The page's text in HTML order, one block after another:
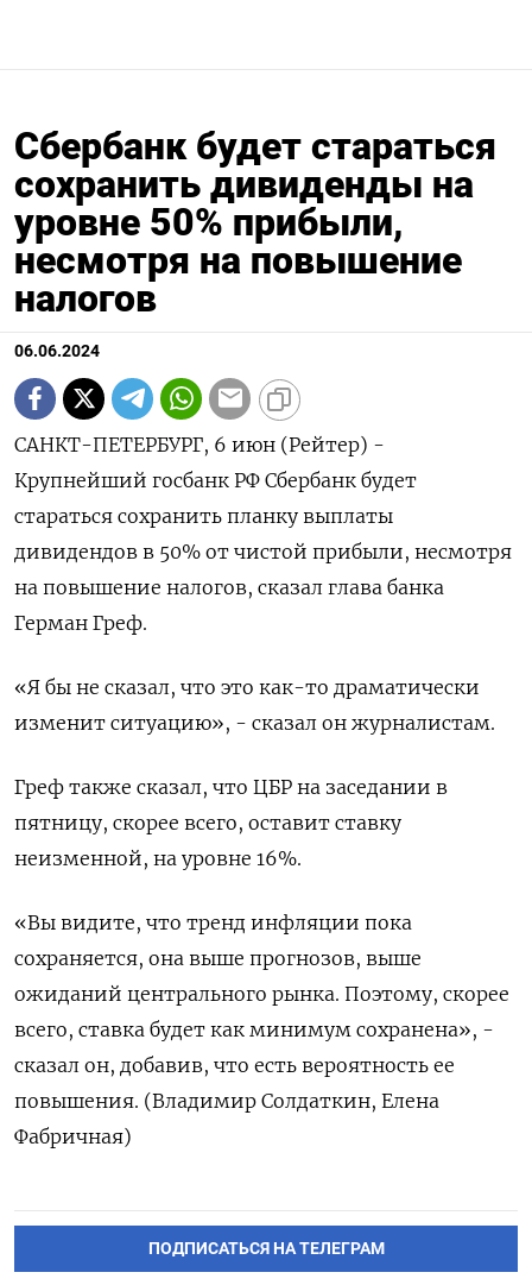
Сбербанк будет стараться
сохранить дивиденды на
уровне 50% прибыли,
несмотря на повышение
налогов
06.06.2024
САНКТ-ПЕТЕРБУРГ, 6 июн (Рейтер) -
Крупнейший госбанк РФ Сбербанк будет
стараться сохранить планку выплаты
дивидендов в 50% от чистой прибыли, несмотря
на повышение налогов, сказал глава банка
Герман Греф.
«Я бы не сказал, что это как-то драматически
изменит ситуацию», - сказал он журналистам.
Греф также сказал, что ЦБР на заседании в
пятницу, скорее всего, оставит ставку
неизменной, на уровне 16%.
«Вы видите, что тренд инфляции пока
сохраняется, она выше прогнозов, выше
ожиданий центрального рынка. Поэтому, скорее
всего, ставка будет как минимум сохранена», -
сказал он, добавив, что есть вероятность ее
повышения. (Владимир Солдаткин, Елена
Фабричная)
ПОДПИСАТЬСЯ НА ТЕЛЕГРАМ